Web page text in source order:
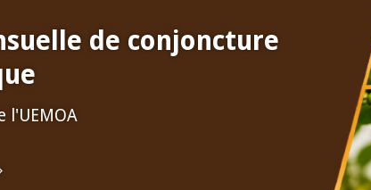
de conjoncture
l'UEMOA